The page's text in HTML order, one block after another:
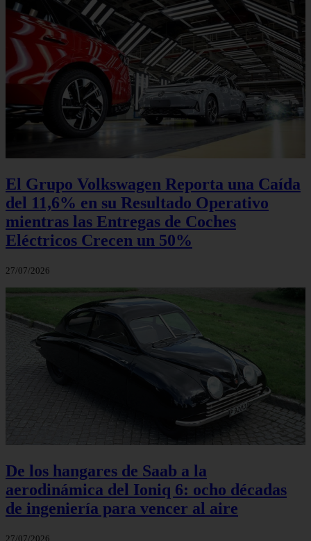
El Grupo Volkswagen Reporta una Caída
del 11,6% en su Resultado Operativo
mientras las Entregas de Coches
Eléctricos Crecen un 50%
27/07/2026
De los hangares de Saab a la
aerodinámica del Ioniq 6: ocho décadas
de ingeniería para vencer al aire
27/07/2026